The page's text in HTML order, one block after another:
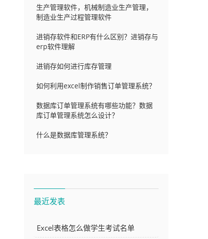
生产管理软件，机械制造业生产管理，
制造业生产过程管理软件
进销存软件和ERP有什么区别？进销存与
erp软件理解
进销存如何进行库存管理
如何利用excel制作销售订单管理系统？
数据库订单管理系统有哪些功能？数据
库订单管理系统怎么设计？
什么是数据库管理系统？
最近发表
Excel表格怎么做学生考试名单